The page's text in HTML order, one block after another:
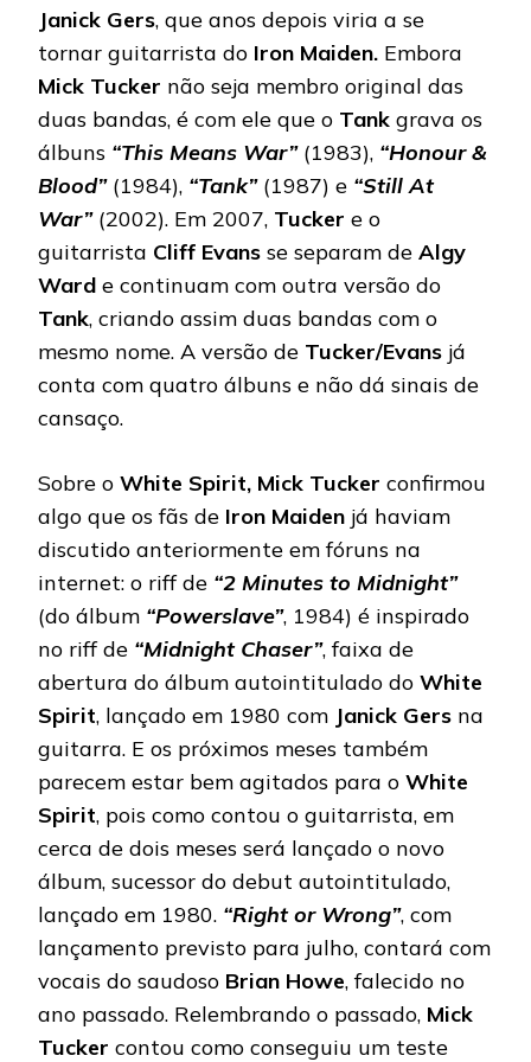
Janick Gers, que anos depois viria a se
tornar guitarrista do Iron Maiden. Embora
Mick Tucker não seja membro original das
duas bandas, é com ele que o Tank grava os
álbuns “This Means War”(1983), “Honour &
Blood”(1984), “Tank”(1987) e “Still At
War”(2002). Em 2007, Tucker e o
guitarrista Cliff Evans se separam de Algy
Ward e continuam com outra versão do
Tank, criando assim duas bandas com o
mesmo nome. A versão de Tucker/Evans já
conta com quatro álbuns e não dá sinais de
cansaço.
Sobre o White Spirit, Mick Tucker confirmou
algo que os fãs de Iron Maiden já haviam
discutido anteriormente em fóruns na
internet: o riff de “2 Minutes to Midnight”
(do álbum “Powerslave”, 1984) é inspirado
no riff de “Midnight Chaser”, faixa de
abertura do álbum autointitulado do White
Spirit, lançado em 1980 com Janick Gers na
guitarra. E os próximos meses também
parecem estar bem agitados para o White
Spirit, pois como contou o guitarrista, em
cerca de dois meses será lançado o novo
álbum, sucessor do debut autointitulado,
lançado em 1980. “Right or Wrong”, com
lançamento previsto para julho, contará com
vocais do saudoso Brian Howe, falecido no
ano passado. Relembrando o passado, Mick
Tucker contou como conseguiu um teste